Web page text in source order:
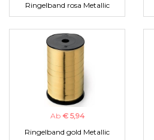
Ringelband rosa Metallic
Ab € 5,94
Ringelband gold Metallic